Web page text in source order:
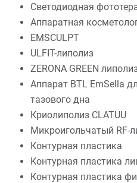
Светодиодная
Аппаратная
EMSCULPT
ULFIT-липолиз
ZERONA GREEN
Аппарат BTL EmSella
тазового дна
Криолиполиз CLATUU
Микроигольчатый RF-
Контурная пластика
Контурная пластика
Контурная пластика